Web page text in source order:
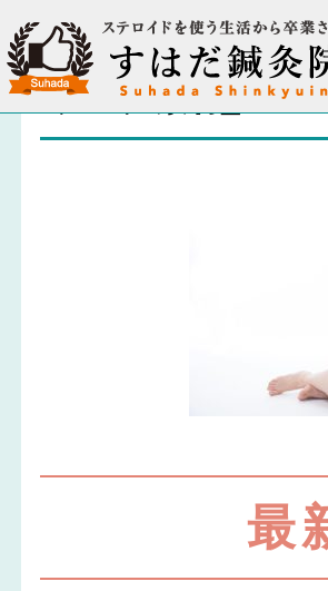
ブログ素材
最